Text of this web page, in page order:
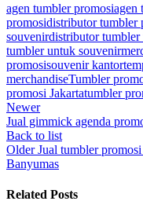
agen tumbler promosiagen
promosidistributor tumbler
souvenirdistributor
tumbler untuk souvenir
promosisouvenir kantor
merchandiseTumbler
promosi Jakartatumbler
Newer
Jual gimmick agenda
Back to list
Older Jual tumbler
Banyumas
Related Posts